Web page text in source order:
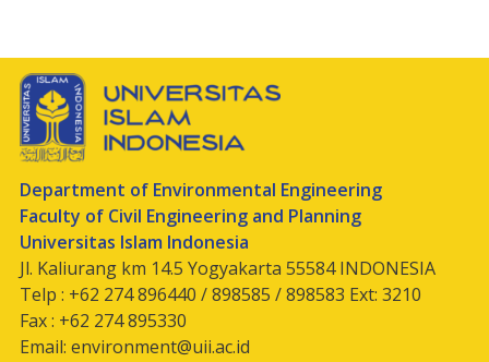
Department of Environmental Engineering
Faculty of Civil Engineering and Planning
Universitas Islam Indonesia
Jl. Kaliurang km 14.5 Yogyakarta 55584 INDONESIA
Telp : +62 274 896440 / 898585 / 898583 Ext: 3210
Fax : +62 274 895330
Email: environment@uii.ac.id